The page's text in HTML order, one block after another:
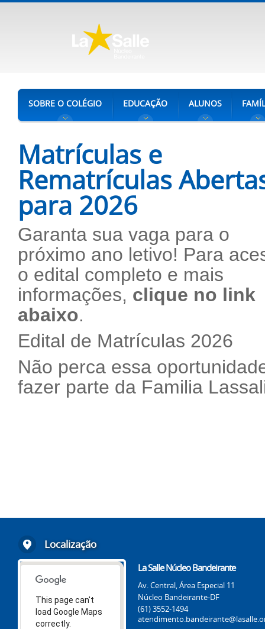
SOBRE O COLÉGIO EDUCAÇÃO ALUNOS
Matrículas e
Rematrículas
para 2026
Garanta sua vaga para o
próximo ano letivo! Para
o edital completo e mais
informações, clique no link
abaixo.
Edital de Matrículas 2026
Não perca essa
fazer parte da Familia
Localização
This page can't
load Google Maps
correctly.
La Salle Núcleo Bandeirante
Av. Central, Área Especial 11
Núcleo Bandeirante-DF
(61) 3552-1494